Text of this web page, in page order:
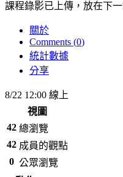
課程錄影已上傳，放在下
關於
Comments (0)
統計數據
分享
8/22 12:00 線上
視圖
42 總瀏覽
42 成員的觀點
0 公眾瀏覽